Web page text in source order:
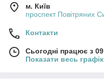
м. Київ
проспект Повітряних
Контакти
Сьогодні працює з
Показати весь